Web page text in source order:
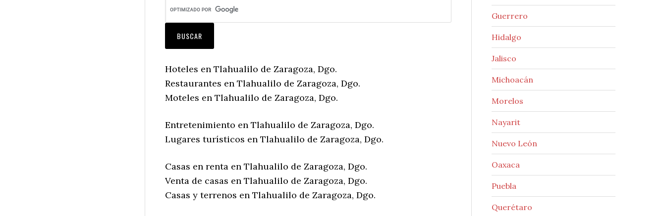
Hoteles en Tlahualilo de Zaragoza, Dgo.
Restaurantes en Tlahualilo de Zaragoza, Dgo.
Moteles en Tlahualilo de Zaragoza, Dgo.
Entretenimiento en Tlahualilo de Zaragoza, Dgo.
Lugares turísticos en Tlahualilo de Zaragoza, Dgo.
Casas en renta en Tlahualilo de Zaragoza, Dgo.
Venta de casas en Tlahualilo de Zaragoza, Dgo.
Casas y terrenos en Tlahualilo de Zaragoza, Dgo.
Guerrero
Hidalgo
Jalisco
Michoacán
Morelos
Nayarit
Nuevo León
Oaxaca
Puebla
Querétaro